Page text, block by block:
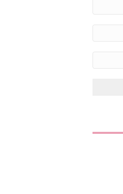
פרטי
משפחה
*